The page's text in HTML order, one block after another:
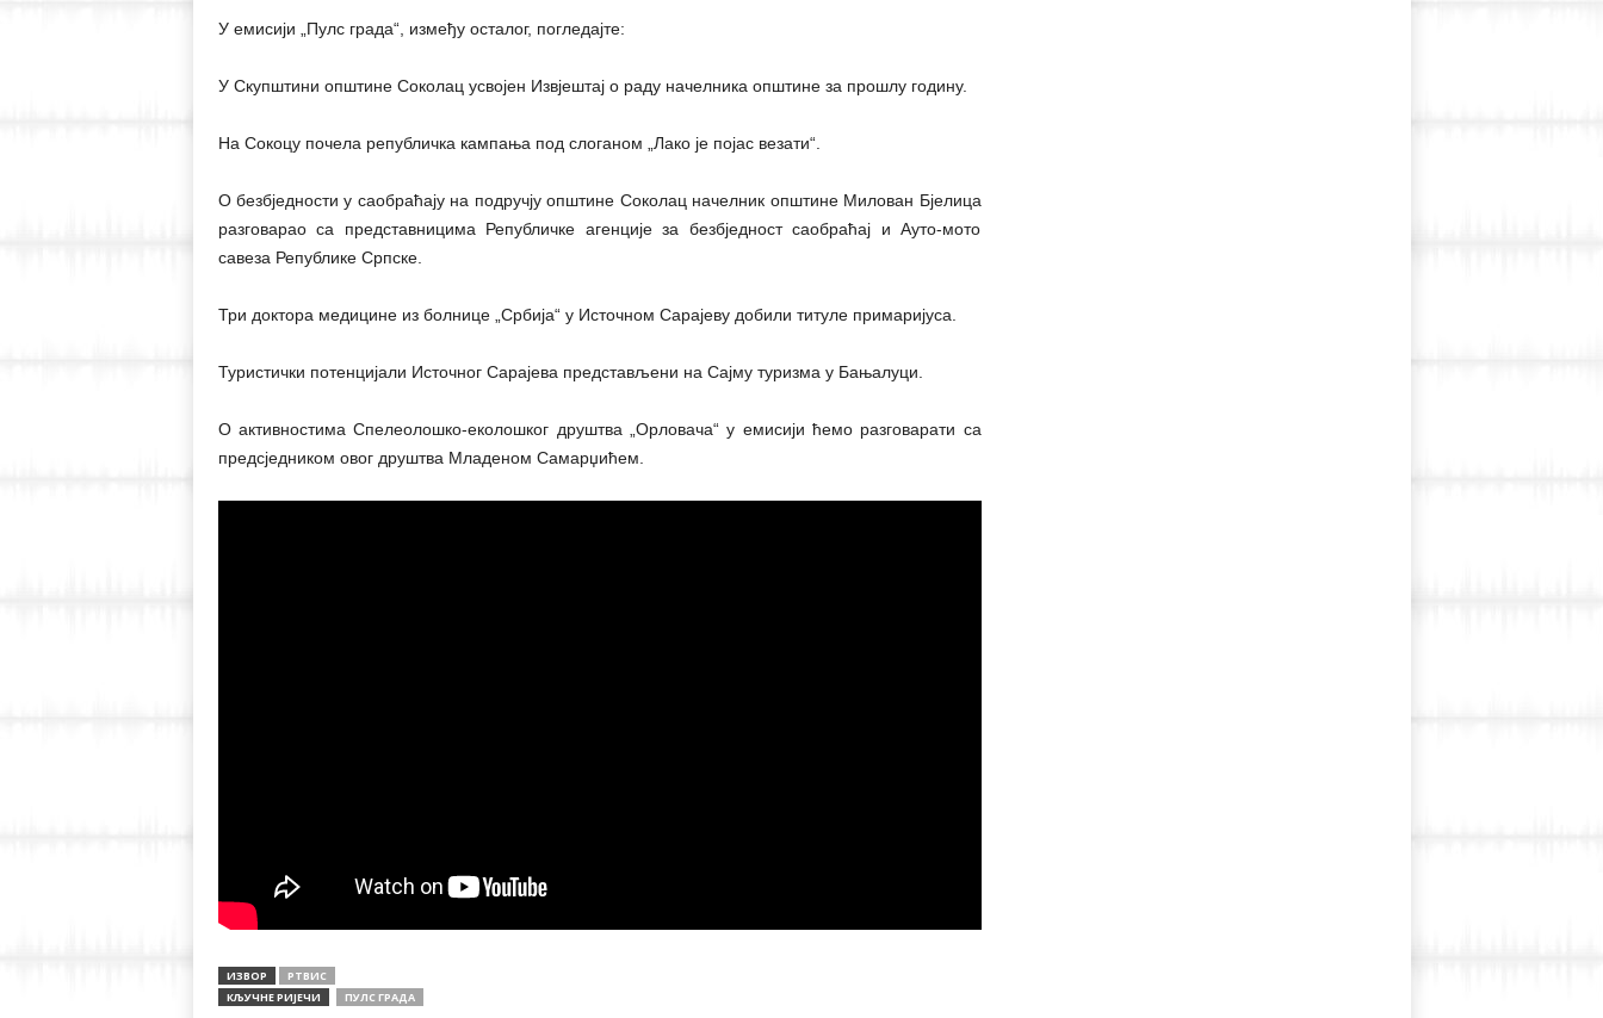
У емисији „Пулс града“, између осталог, погледајте:
У Скупштини општине Соколац усвојен Извјештај о раду начелника општине за прошлу годину.
На Сокоцу почела републичка кампања под слоганом „Лако је појас везати“.
О безбједности у саобраћају на подручју општине Соколац начелник општине Милован Бјелица
разговарао са представницима Републичке агенције за безбједност саобраћај и Ауто-мото
савеза Републике Српске.
Три доктора медицине из болнице „Србија“ у Источном Сарајеву добили титуле примаријуса.
Туристички потенцијали Источног Сарајева представљени на Сајму туризма у Бањалуци.
О активностима Спелеолошко-еколошког друштва „Орловача“ у емисији ћемо разговарати са
предсједником овог друштва Младеном Самарџићем.
ИЗВОР
РТВИС
КЉУЧНЕ РИЈЕЧИ
ПУЛС ГРАДА